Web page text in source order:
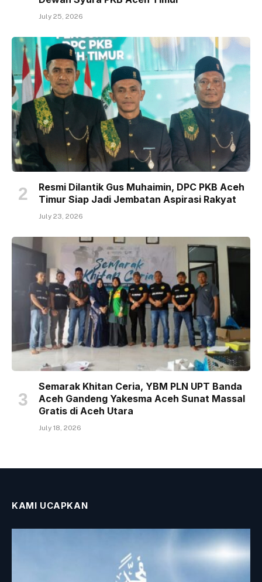
July 25, 2026
Resmi Dilantik Gus Muhaimin, DPC PKB Aceh
Timur Siap Jadi Jembatan Aspirasi Rakyat
July 23, 2026
Semarak Khitan Ceria, YBM PLN UPT Banda
Aceh Gandeng Yakesma Aceh Sunat Massal
Gratis di Aceh Utara
July 18, 2026
KAMI UCAPKAN